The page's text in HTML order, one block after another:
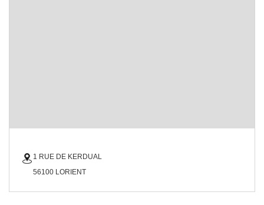
1 RUE DE KERDUAL
56100 LORIENT